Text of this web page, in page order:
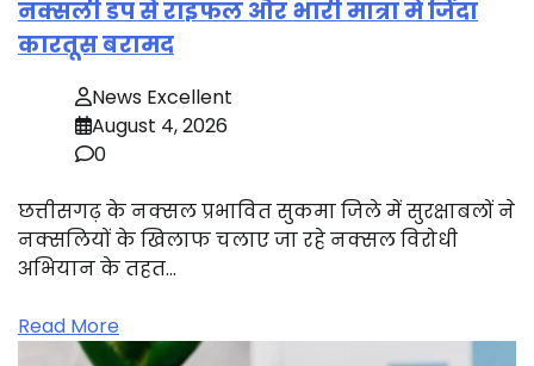
नक्सली डंप से राइफल और भारी मात्रा में जिंदा
कारतूस बरामद
News Excellent
August 4, 2026
0
छत्तीसगढ़ के नक्सल प्रभावित सुकमा जिले में सुरक्षाबलों ने
नक्सलियों के खिलाफ चलाए जा रहे नक्सल विरोधी
अभियान के तहत…
Read More